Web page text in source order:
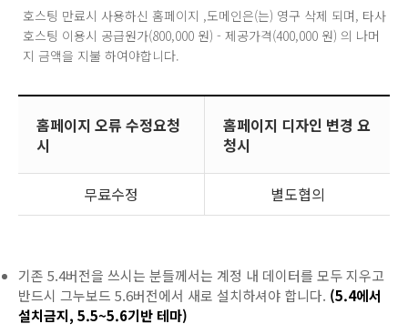
호스팅 만료시 사용하신 홈페이지 ,도메인은(는) 영구 삭제 되며, 타사
호스팅 이용시 공급원가(800,000 원) - 제공가격(400,000 원) 의 나머
지 금액을 지불 하여야합니다.
홈페이지 오류 수정요청
시
홈페이지 디자인 변경 요
청시
무료수정 별도협의
기존 5.4버전을 쓰시는 분들께서는 계정 내 데이터를 모두 지우고
반드시 그누보드 5.6버전에서 새로 설치하셔야 합니다. (5.4에서
설치금지, 5.5~5.6기반 테마)